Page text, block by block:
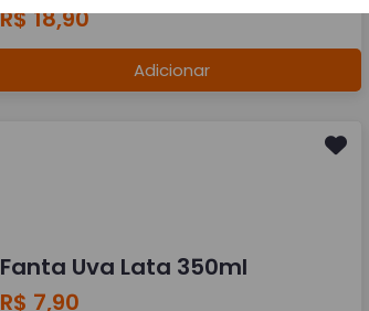
R$ 18,90
Adicionar
Fanta Uva Lata 350ml
R$ 7,90